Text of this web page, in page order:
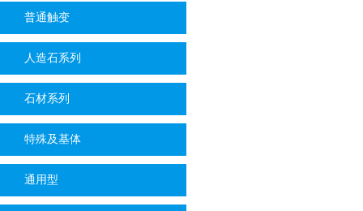
普通触变
人造石系列
石材系列
特殊及基体
通用型